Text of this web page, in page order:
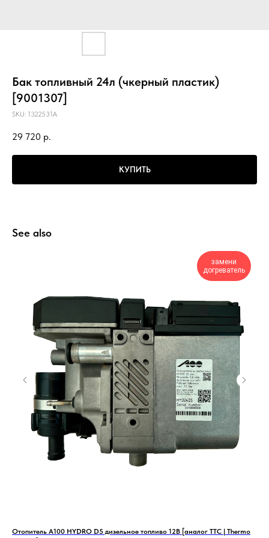
Бак топливный 24л (чкерный пластик)
[9001307]
SKU: 1322531A
29 720 р.
КУПИТЬ
See also
замени
догреватель
Отопитель А100 HYDRO D5 дизельное топливо 12В [аналог TTC | Thermo